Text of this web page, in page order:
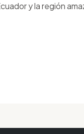
y la región